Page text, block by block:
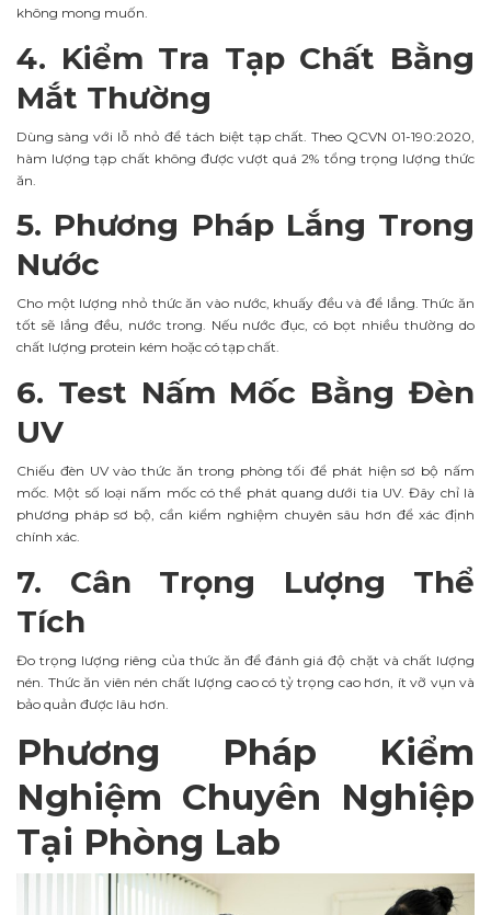
không mong muốn.
4. Kiểm Tra Tạp Chất Bằng
Mắt Thường
Dùng sàng với lỗ nhỏ để tách biệt tạp chất. Theo QCVN 01-190:2020,
hàm lượng tạp chất không được vượt quá 2% tổng trọng lượng thức
ăn.
5. Phương Pháp Lắng Trong
Nước
Cho một lượng nhỏ thức ăn vào nước, khuấy đều và để lắng. Thức ăn
tốt sẽ lắng đều, nước trong. Nếu nước đục, có bọt nhiều thường do
chất lượng protein kém hoặc có tạp chất.
6. Test Nấm Mốc Bằng Đèn
UV
Chiếu đèn UV vào thức ăn trong phòng tối để phát hiện sơ bộ nấm
mốc. Một số loại nấm mốc có thể phát quang dưới tia UV. Đây chỉ là
phương pháp sơ bộ, cần kiểm nghiệm chuyên sâu hơn để xác định
chính xác.
7. Cân Trọng Lượng Thể
Tích
Đo trọng lượng riêng của thức ăn để đánh giá độ chặt và chất lượng
nén. Thức ăn viên nén chất lượng cao có tỷ trọng cao hơn, ít vỡ vụn và
bảo quản được lâu hơn.
Phương Pháp Kiểm
Nghiệm Chuyên Nghiệp
Tại Phòng Lab